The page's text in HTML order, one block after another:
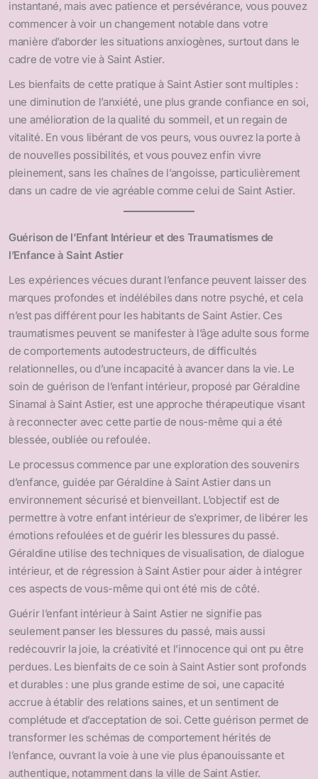
instantané, mais avec patience et persévérance, vous pouvez
commencer à voir un changement notable dans votre
manière d’aborder les situations anxiogènes, surtout dans le
cadre de votre vie à Saint Astier.
Les bienfaits de cette pratique à Saint Astier sont multiples :
une diminution de l’anxiété, une plus grande confiance en soi,
une amélioration de la qualité du sommeil, et un regain de
vitalité. En vous libérant de vos peurs, vous ouvrez la porte à
de nouvelles possibilités, et vous pouvez enfin vivre
pleinement, sans les chaînes de l’angoisse, particulièrement
dans un cadre de vie agréable comme celui de Saint Astier.
Guérison de l’Enfant Intérieur et des Traumatismes de
l’Enfance à Saint Astier
Les expériences vécues durant l’enfance peuvent laisser des
marques profondes et indélébiles dans notre psyché, et cela
n’est pas différent pour les habitants de Saint Astier. Ces
traumatismes peuvent se manifester à l’âge adulte sous forme
de comportements autodestructeurs, de difficultés
relationnelles, ou d’une incapacité à avancer dans la vie. Le
soin de guérison de l’enfant intérieur, proposé par Géraldine
Sinamal à Saint Astier, est une approche thérapeutique visant
à reconnecter avec cette partie de nous-même qui a été
blessée, oubliée ou refoulée.
Le processus commence par une exploration des souvenirs
d’enfance, guidée par Géraldine à Saint Astier dans un
environnement sécurisé et bienveillant. L’objectif est de
permettre à votre enfant intérieur de s’exprimer, de libérer les
émotions refoulées et de guérir les blessures du passé.
Géraldine utilise des techniques de visualisation, de dialogue
intérieur, et de régression à Saint Astier pour aider à intégrer
ces aspects de vous-même qui ont été mis de côté.
Guérir l’enfant intérieur à Saint Astier ne signifie pas
seulement panser les blessures du passé, mais aussi
redécouvrir la joie, la créativité et l’innocence qui ont pu être
perdues. Les bienfaits de ce soin à Saint Astier sont profonds
et durables : une plus grande estime de soi, une capacité
accrue à établir des relations saines, et un sentiment de
complétude et d’acceptation de soi. Cette guérison permet de
transformer les schémas de comportement hérités de
l’enfance, ouvrant la voie à une vie plus épanouissante et
authentique, notamment dans la ville de Saint Astier.